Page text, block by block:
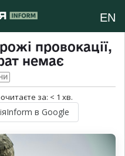
EN
провокації,
немає
за: < 1 хв.
в Google